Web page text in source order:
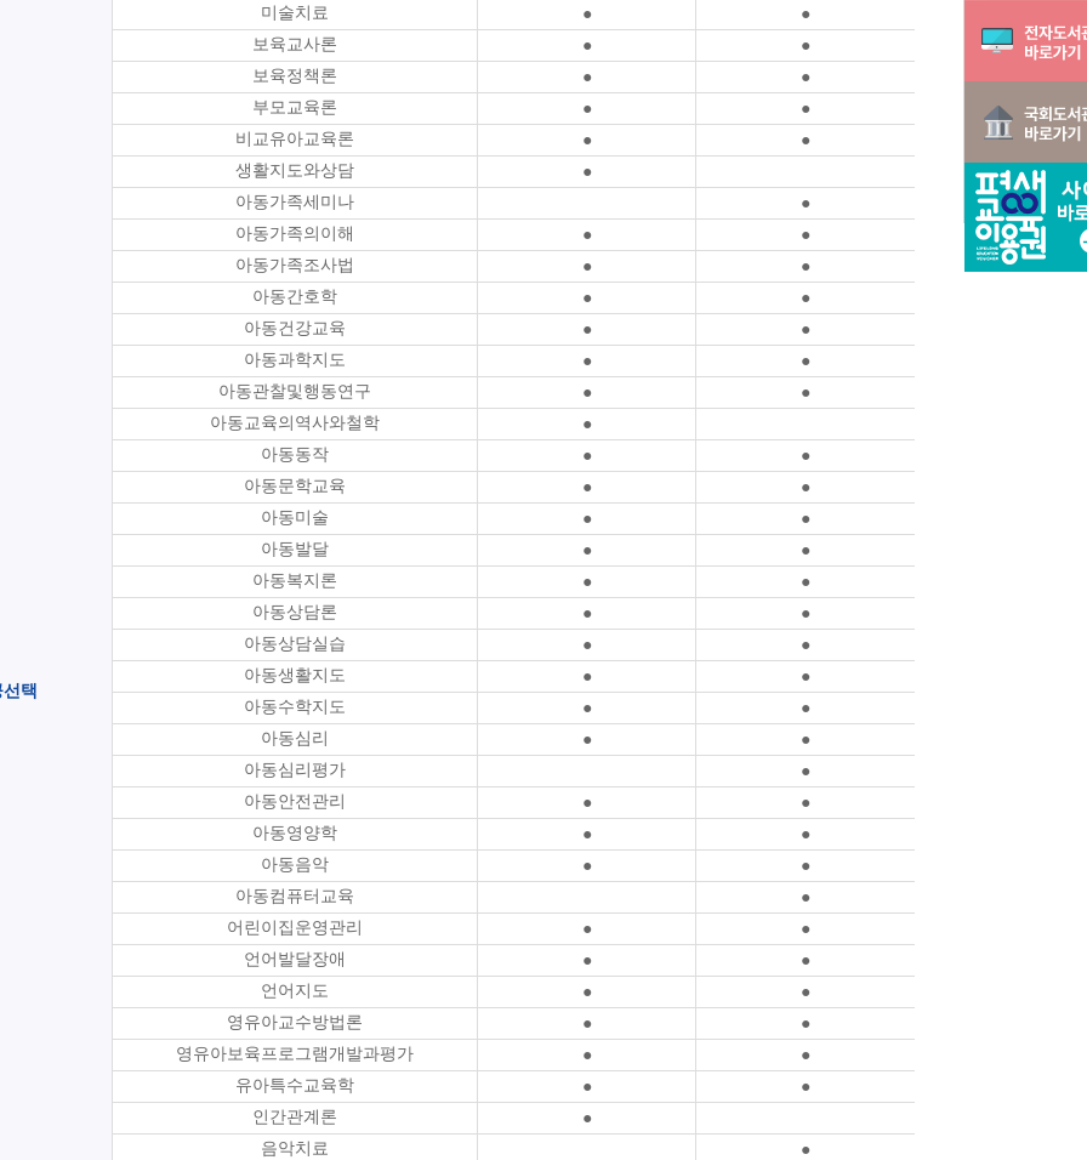
택
미술치료
●
●
보육교사론
●
●
보육정책론
●
●
부모교육론
●
●
비교유아교육론
●
●
생활지도와상담
●
아동가족세미나
●
아동가족의이해
●
●
아동가족조사법
●
●
아동간호학
●
●
아동건강교육
●
●
아동과학지도
●
●
아동관찰및행동연구
●
●
아동교육의역사와철학
●
아동동작
●
●
아동문학교육
●
●
아동미술
●
●
아동발달
●
●
아동복지론
●
●
아동상담론
●
●
아동상담실습
●
●
아동생활지도
●
●
아동수학지도
●
●
아동심리
●
●
아동심리평가
●
아동안전관리
●
●
아동영양학
●
●
아동음악
●
●
아동컴퓨터교육
●
어린이집운영관리
●
●
언어발달장애
●
●
언어지도
●
●
영유아교수방법론
●
●
영유아보육프로그램개발과평가
●
●
유아특수교육학
●
●
인간관계론
●
음악치료
●